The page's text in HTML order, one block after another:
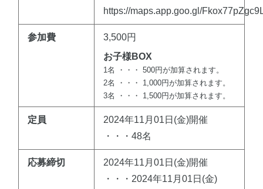
https://maps.app.goo.gl/
参加費
3,500円
お子様BOX
1名 ・・・ 500円が加算されます。
2名 ・・・ 1,000円が加算されます。
3名 ・・・ 1,500円が加算されます。
定員
2024年11月01日(金)開催
・・・48名
応募締切
2024年11月01日(金)開催
・・・2024年11月01日(金)